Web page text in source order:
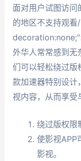
面对用户试图访问
的地区不支持观
外华人常常感到无
们可以轻松绕过版
款加速器特别设计
视内容，从而享受
绕过版权限
使影视APP
影视。